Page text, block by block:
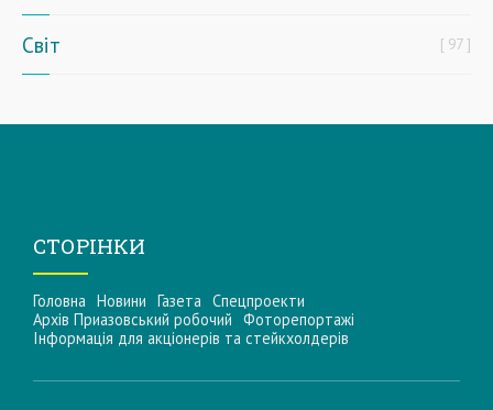
Світ 97
СТОРІНКИ
Головна Новини Газета Спецпроекти
Архів Приазовський робочий Фоторепортажі
Інформацiя для акцiонерiв та стейкхолдерiв